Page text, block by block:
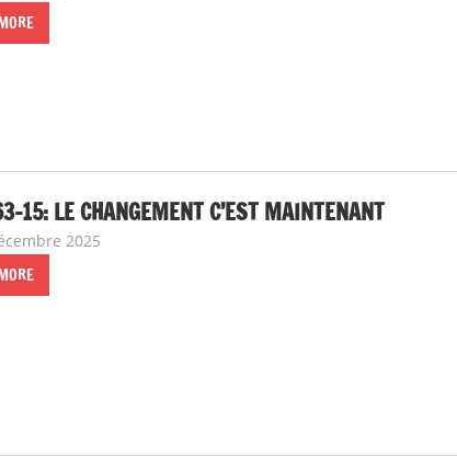
15: LE CHANGEMENT C’EST MAINTENANT
2025